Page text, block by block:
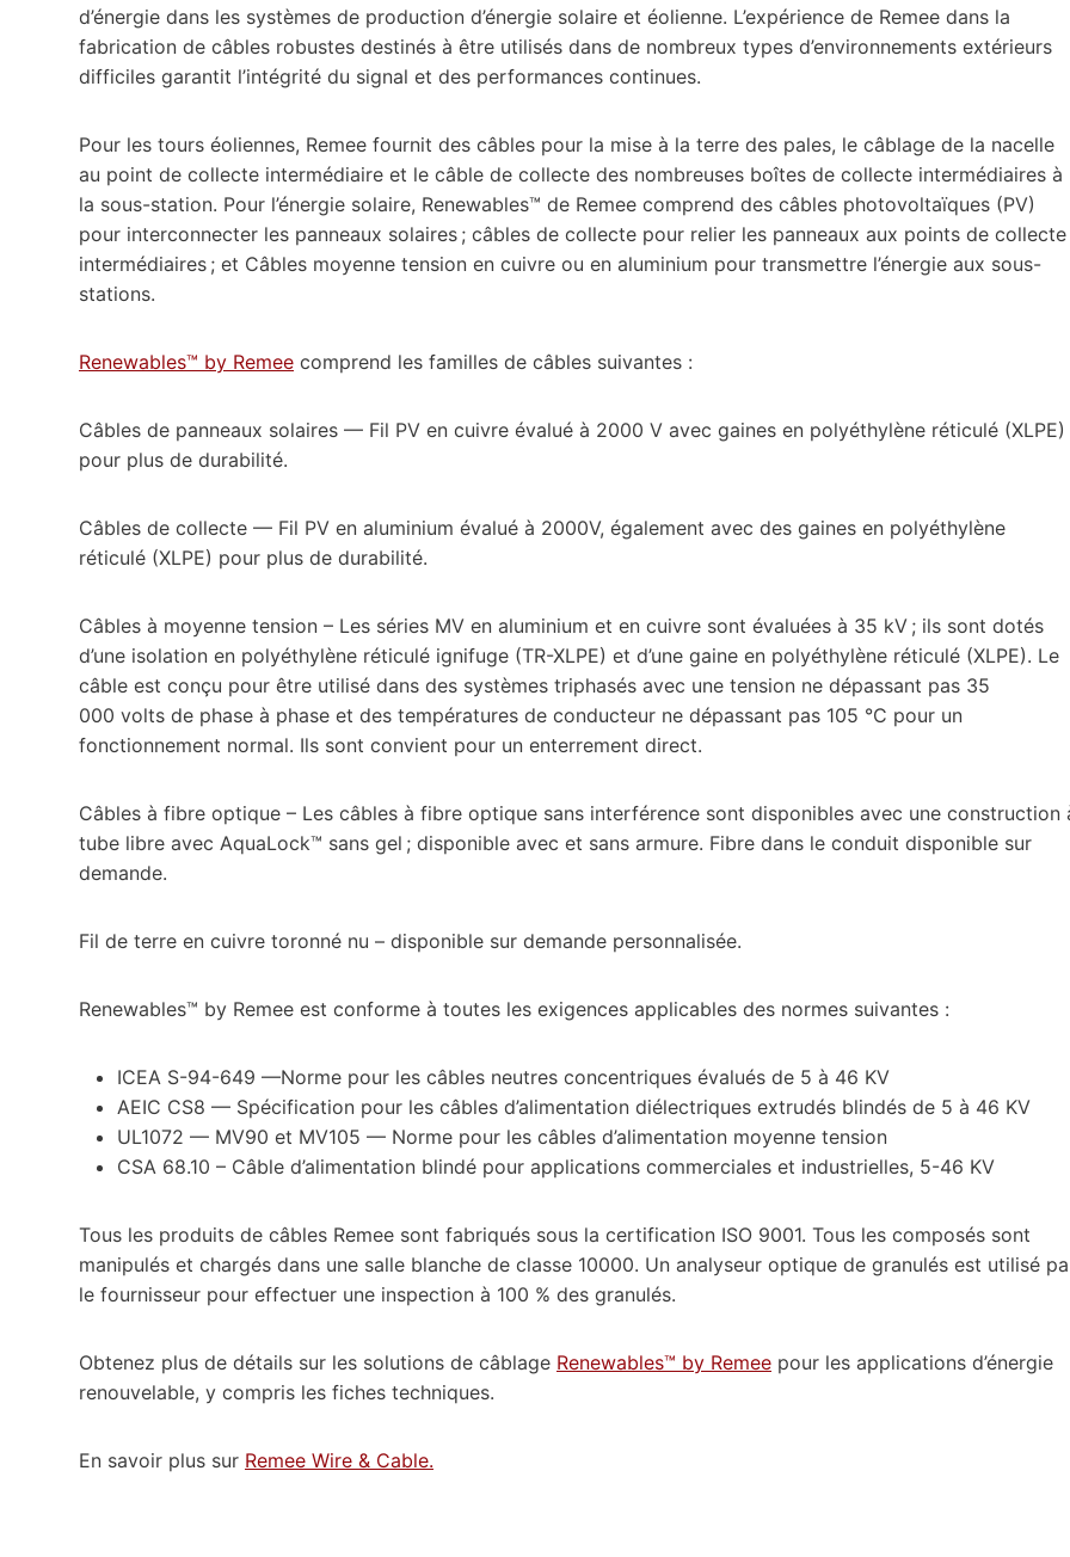
d’énergie dans les systèmes de production d’énergie solaire et éolienne. L’expérience de Remee dans la
fabrication de câbles robustes destinés à être utilisés dans de nombreux types d’environnements extérieurs
difficiles garantit l’intégrité du signal et des performances continues.
Pour les tours éoliennes, Remee fournit des câbles pour la mise à la terre des pales, le câblage de la nacelle
au point de collecte intermédiaire et le câble de collecte des nombreuses boîtes de collecte intermédiaires à
la sous-station. Pour l’énergie solaire, Renewables™ de Remee comprend des câbles photovoltaïques (PV)
pour interconnecter les panneaux solaires ; câbles de collecte pour relier les panneaux aux points de collecte
intermédiaires ; et Câbles moyenne tension en cuivre ou en aluminium pour transmettre l’énergie aux sous-
stations.
Renewables™ by Remee comprend les familles de câbles suivantes :
Câbles de panneaux solaires — Fil PV en cuivre évalué à 2000 V avec gaines en polyéthylène réticulé (XLPE)
pour plus de durabilité.
Câbles de collecte — Fil PV en aluminium évalué à 2000V, également avec des gaines en polyéthylène
réticulé (XLPE) pour plus de durabilité.
Câbles à moyenne tension – Les séries MV en aluminium et en cuivre sont évaluées à 35 kV ; ils sont dotés
d’une isolation en polyéthylène réticulé ignifuge (TR-XLPE) et d’une gaine en polyéthylène réticulé (XLPE). Le
câble est conçu pour être utilisé dans des systèmes triphasés avec une tension ne dépassant pas 35
000 volts de phase à phase et des températures de conducteur ne dépassant pas 105 °C pour un
fonctionnement normal. Ils sont convient pour un enterrement direct.
Câbles à fibre optique – Les câbles à fibre optique sans interférence sont disponibles avec une construction
tube libre avec AquaLock™ sans gel ; disponible avec et sans armure. Fibre dans le conduit disponible sur
demande.
Fil de terre en cuivre toronné nu – disponible sur demande personnalisée.
Renewables™ by Remee est conforme à toutes les exigences applicables des normes suivantes :
ICEA S-94-649 —Norme pour les câbles neutres concentriques évalués de 5 à 46 KV
AEIC CS8 — Spécification pour les câbles d’alimentation diélectriques extrudés blindés de 5 à 46 KV
UL1072 — MV90 et MV105 — Norme pour les câbles d’alimentation moyenne tension
CSA 68.10 – Câble d’alimentation blindé pour applications commerciales et industrielles, 5-46 KV
Tous les produits de câbles Remee sont fabriqués sous la certification ISO 9001. Tous les composés sont
manipulés et chargés dans une salle blanche de classe 10000. Un analyseur optique de granulés est utilisé
le fournisseur pour effectuer une inspection à 100 % des granulés.
Obtenez plus de détails sur les solutions de câblage Renewables™ by Remee pour les applications d’énergie
renouvelable, y compris les fiches techniques.
En savoir plus sur Remee Wire & Cable.